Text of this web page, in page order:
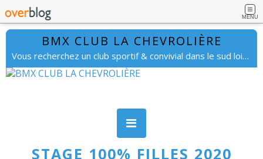
MENU
BMX CLUB LA CHEVROLIÈRE
Vous recherchez un club sportif & convivial dans le sud loire. lachevrolierebmx@gmail.com
STAGE 100% FILLES 2020